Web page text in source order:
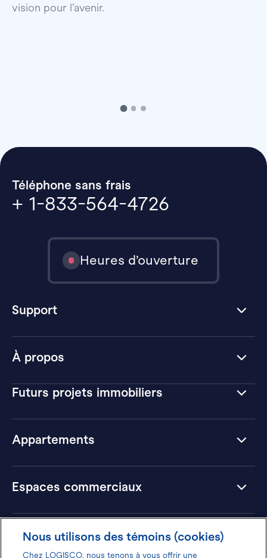
vision pour l’avenir.
À propos
Futurs projets immobiliers
Appartements
Espaces commerciaux
Hôtels
Téléphone sans frais
+ 1-833-564-4726
Heures d’ouverture
Support
Nous utilisons des témoins (cookies)
Chez LOGISCO, nous tenons à vous offrir une